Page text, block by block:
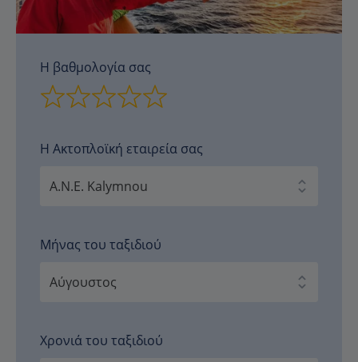
Η βαθμολογία σας
Η Ακτοπλοϊκή εταιρεία σας
Μήνας του ταξιδιού
Χρονιά του ταξιδιού